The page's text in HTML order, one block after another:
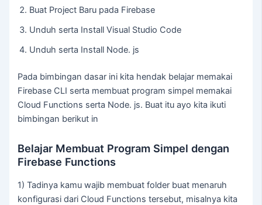
Buat Project Baru pada Firebase
Unduh serta Install Visual Studio Code
Unduh serta Install Node. js
Pada bimbingan dasar ini kita hendak belajar memakai
Firebase CLI serta membuat program simpel memakai
Cloud Functions serta Node. js. Buat itu ayo kita ikuti
bimbingan berikut in
Belajar Membuat Program Simpel dengan
Firebase Functions
1) Tadinya kamu wajib membuat folder buat menaruh
konfigurasi dari Cloud Functions tersebut, misalnya kita